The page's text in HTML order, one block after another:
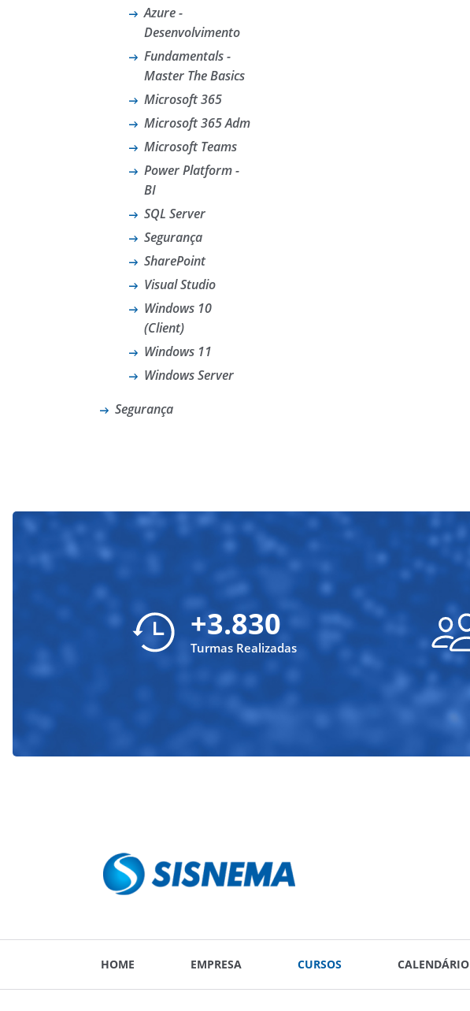
Azure -
Desenvolvimento
Fundamentals -
Master The Basics
Microsoft 365
Microsoft 365 Adm
Microsoft Teams
Power Platform -
BI
SQL Server
Segurança
SharePoint
Visual Studio
Windows 10
(Client)
Windows 11
Windows Server
Segurança
+3.830
Turmas Realizadas
HOME EMPRESA CURSOS CALENDÁRIO